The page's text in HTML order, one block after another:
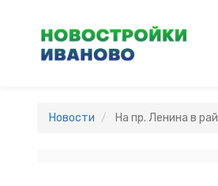
основному
содержанию
Main
navigation
Новости На пр. Ленина в